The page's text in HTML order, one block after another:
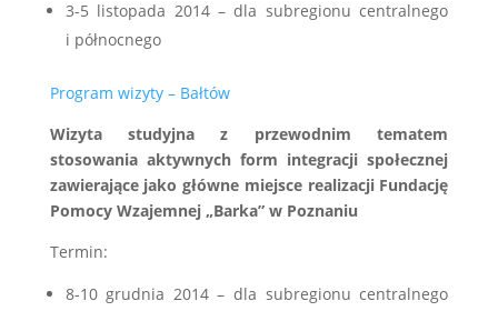
3-5 listopada 2014 – dla subregionu centralnego
i północnego
Program wizyty – Bałtów
Wizyta studyjna z przewodnim tematem
stosowania aktywnych form integracji społecznej
zawierające jako główne miejsce realizacji Fundację
Pomocy Wzajemnej „Barka” w Poznaniu
Termin:
8-10 grudnia 2014 – dla subregionu centralnego